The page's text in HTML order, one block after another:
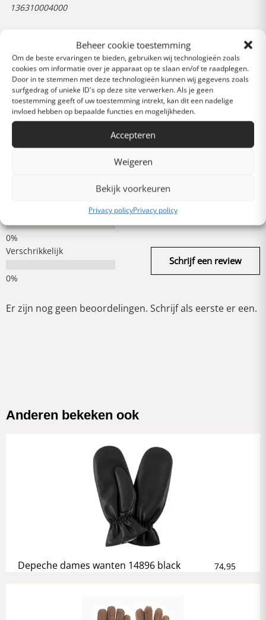
Beheer cookie toestemming
Om de beste ervaringen te bieden, gebruiken wij technologieën zoals
cookies om informatie over je apparaat op te slaan en/of te raadplegen.
Door in te stemmen met deze technologieën kunnen wij gegevens zoals
surfgedrag of unieke ID's op deze site verwerken. Als je geen
toestemming geeft of uw toestemming intrekt, kan dit een nadelige
invloed hebben op bepaalde functies en mogelijkheden.
Accepteren
Weigeren
Bekijk voorkeuren
Privacy policyPrivacy policy
136310004000
0 van 5 sterren (op
basis van 0 reviews)
Uitstekend
Verschrikkelijk
Schrijf een review
Er zijn nog geen beoordelingen. Schrijf als eerste er een.
Anderen bekeken ook
Depeche dames wanten 14896 black 74,95